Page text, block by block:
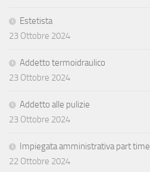
Estetista
23 Ottobre 2024
Addetto termoidraulico
23 Ottobre 2024
Addetto alle pulizie
23 Ottobre 2024
Impiegata amministrativa part time
22 Ottobre 2024